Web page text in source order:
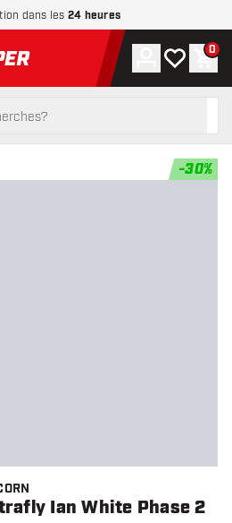
dans les 24 heures
la page d’accueil
Compte
Ma liste0
-30%
Ian White Phase 2